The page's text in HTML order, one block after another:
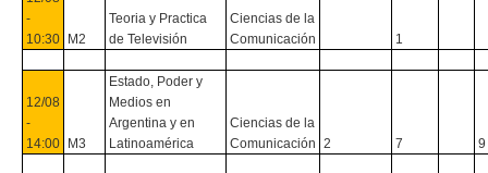
-
10:30
M2
Teoria y Practica
de Televisión
Ciencias de la
Comunicación
1
12/08
-
14:00
M3
Estado, Poder y
Medios en
Argentina y en
Latinoamérica
Ciencias de la
Comunicación 2 7 9